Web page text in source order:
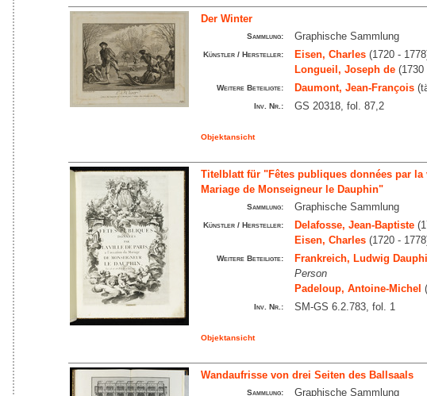
Der Winter
Sammlung: Graphische Sammlung
Künstler / Hersteller: Eisen, Charles(1720 -
Longueil, Joseph de(1730
Weitere Beteiligte: Daumont, Jean-François
Inv. Nr.: GS 20318, fol. 87,2
Objektansicht
Titelblatt für "Fêtes publiques données par la
Mariage de Monseigneur le Dauphin"
Sammlung: Graphische Sammlung
Künstler / Hersteller: Delafosse, Jean-Baptiste
Eisen, Charles(1720 -
Weitere Beteiligte: Frankreich, Ludwig
Person
Padeloup, Antoine-Michel
Inv. Nr.: SM-GS 6.2.783, fol. 1
Objektansicht
Wandaufrisse von drei Seiten des Ballsaals
Sammlung: Graphische Sammlung